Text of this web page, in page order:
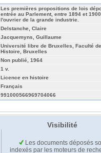
Les premières propositions de lois
entrée au Parlement, entre 1894 et
l'ouvrier de la grande industrie.
Delstanche, Claire
Jacquemyns, Guillaume
Université libre de Bruxelles, Faculté
Histoire, Bruxelles
Non publié, 1964
1 v.
Licence en histoire
Français
991000566969704066
Visibilité
Les documents déposés
indexés par les moteurs de